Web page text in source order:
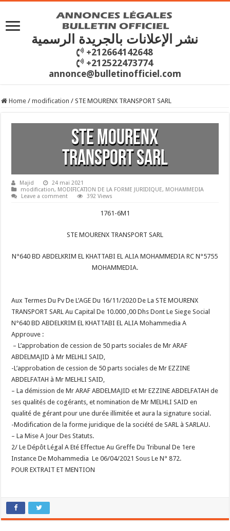
نشر الإعلانات بالجريدة الرسمية
+212664142648
+212522473774
annonce@bulletinofficiel.com
Home / modification / STE MOURENX TRANSPORT SARL
STE MOURENX
TRANSPORT SARL
Majid
24 mai 2021
modification, MODIFICATION DE LA FORME JURIDIQUE, MOHAMMEDIA
Leave a comment
392 Views
1761-6M1
STE MOURENX TRANSPORT SARL
N°640 BD ABDELKRIM EL KHATTABI EL ALIA MOHAMMEDIARC N°5755
MOHAMMEDIA.
Aux Termes Du Pv De L’AGE Du 16/11/2020 De La STE MOURENX
TRANSPORT SARL Au Capital De 10.000 ,00 Dhs Dont Le Siege Social
N°640 BD ABDELKRIM EL KHATTABI EL ALIA Mohammedia A
Approuve :
– L’approbation de cession de 50 parts sociales de Mr ARAF
ABDELMAJID à Mr MELHLI SAID,
-L’approbation de cession de 50 parts sociales de Mr EZZINE
ABDELFATAH à Mr MELHLI SAID,
– La démission de Mr ARAF ABDELMAJID et Mr EZZINE ABDELFATAH de
ses qualités de cogérants, et nomination de Mr MELHLI SAID en
qualité de gérant pour une durée illimitée et aura la signature social.
-Modification de la forme juridique de la société de SARL à SARLAU.
– La Mise A Jour Des Statuts.
2/ Le Dépôt Légal A Eté Effectue Au Greffe Du Tribunal De 1ere
Instance De Mohammedia Le 06/04/2021 Sous Le N° 872.
POUR EXTRAIT ET MENTION